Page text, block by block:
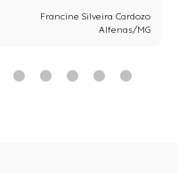
Francine Silveira Cardozo
Alfenas/MG